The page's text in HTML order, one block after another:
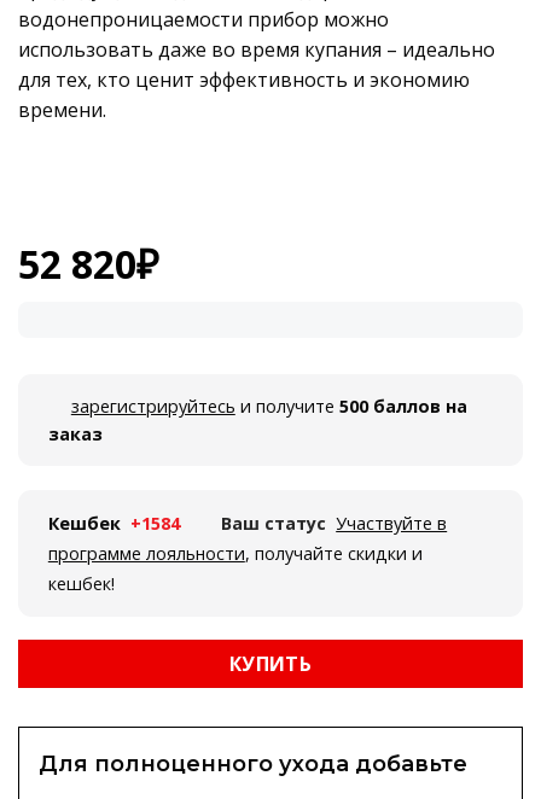
водонепроницаемости прибор можно
использовать даже во время купания – идеально
для тех, кто ценит эффективность и экономию
времени.
52 820₽
зарегистрируйтесь и получите 500 баллов на
заказ
Кешбек +1584 Ваш статусУчаствуйте в
программе лояльности, получайте скидки и
кешбек!
КУПИТЬ
Для полноценного ухода добавьте